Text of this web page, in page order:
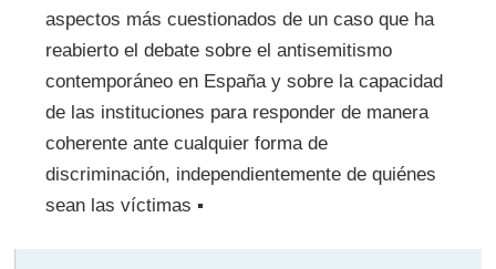
aspectos más cuestionados de un caso que ha
reabierto el debate sobre el antisemitismo
contemporáneo en España y sobre la capacidad
de las instituciones para responder de manera
coherente ante cualquier forma de
discriminación, independientemente de quiénes
sean las víctimas ▪